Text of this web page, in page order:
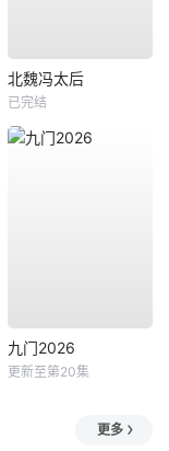
北魏冯太后
已完结
九门2026
更新至第20集
更多